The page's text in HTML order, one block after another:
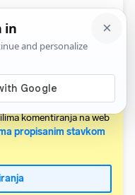
Relevantni
članke obvezan je
komentiranja na web
propisanim stavkom